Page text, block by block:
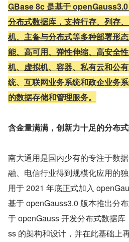
GBase 8c 是基于
分布式数据库，支持行存、列存
机、主备与分布式等多种部署形
能、高可用、弹性伸缩、高安全
机、虚拟机、容器、私有云和公
统、互联网业务系统和政企业务
的数据存储和管理服务。
含金量满满，创新力十足的分布
南大通用是国内少有的专注于数
融、电信行业得到规模化应用的
用于 2021 年底正式加入
基于 openGauss3.0 版本推出分
于 openGauss 开发分布式数据
ss 的架构和设计，并在此基础上